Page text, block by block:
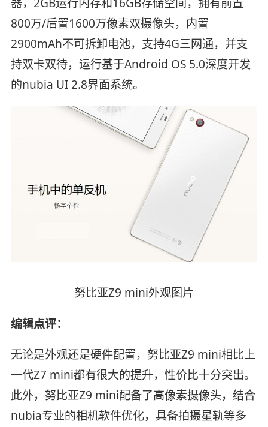
800万/后置1600万像素双摄像头，内置
2900mAh不可拆卸电池，支持4G三网通，并支
持双卡双待，运行基于Android OS 5.0深度开发
的nubia UI 2.8界面系统。
努比亚Z9 mini外观图片
编辑点评：
无论是外观还是硬件配置，努比亚Z9 mini相比上
一代Z7 mini都有很大的提升，性价比十分突出。
此外，努比亚Z9 mini配备了高像素摄像头，结合
nubia专业的相机软件优化，具备拍摄星轨等多